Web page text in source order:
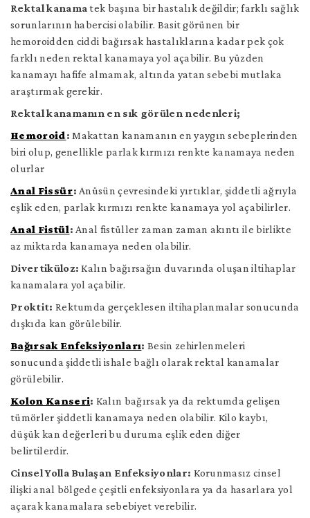
İngilizce
Rektal kanama tek başına bir hastalık değildir; farklı sağlık
sorunlarının habercisi olabilir. Basit görünen bir
hemoroidden ciddi bağırsak hastalıklarına kadar pek çok
farklı neden rektal kanamaya yol açabilir. Bu yüzden
kanamayı hafife almamak, altında yatan sebebi mutlaka
araştırmak gerekir.
Rektal kanamanın en sık görülen nedenleri;
Hemoroid: Makattan kanamanın en yaygın sebeplerinden
biri olup, genellikle parlak kırmızı renkte kanamaya neden
olurlar
Anal Fissür: Anüsün çevresindeki yırtıklar, şiddetli ağrıyla
eşlik eden, parlak kırmızı renkte kanamaya yol açabilirler.
Anal Fistül: Anal fistüller zaman zaman akıntı ile birlikte
az miktarda kanamaya neden olabilir.
Divertiküloz: Kalın bağırsağın duvarında oluşan iltihaplar
kanamalara yol açabilir.
Proktit: Rektumda gerçeklesen iltihaplanmalar sonucunda
dışkıda kan görülebilir.
Bağırsak Enfeksiyonları: Besin zehirlenmeleri
sonucunda şiddetli ishale bağlı olarak rektal kanamalar
görülebilir.
Kolon Kanseri: Kalın bağırsak ya da rektumda gelişen
tümörler şiddetli kanamaya neden olabilir. Kilo kaybı,
düşük kan değerleri bu duruma eşlik eden diğer
belirtilerdir.
Cinsel Yolla Bulaşan Enfeksiyonlar: Korunmasız cinsel
ilişki anal bölgede çeşitli enfeksiyonlara ya da hasarlara yol
açarak kanamalara sebebiyet verebilir.